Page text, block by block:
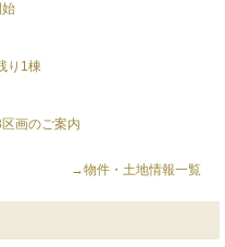
り1棟
画のご案内
→物件・土地情報一覧